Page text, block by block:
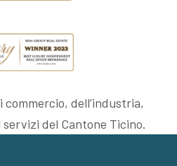
commercio, dell’industria,
servizi del Cantone Ticino.